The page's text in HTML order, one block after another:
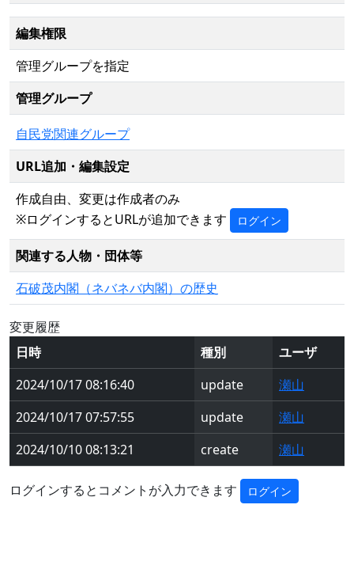
編集権限
管理グループを指定
管理グループ
自民党関連グループ
URL追加・編集設定
作成自由、変更は作成者のみ
※ログインするとURLが追加できます
ログイン
関連する人物・団体等
石破茂内閣（ネバネバ内閣）の歴史
変更履歴
日時
種別
ユーザ
2024/10/17 08:16:40
update
瀬山
2024/10/17 07:57:55
update
瀬山
2024/10/10 08:13:21
create 瀬山
ログインするとコメントが入力できます ログイン